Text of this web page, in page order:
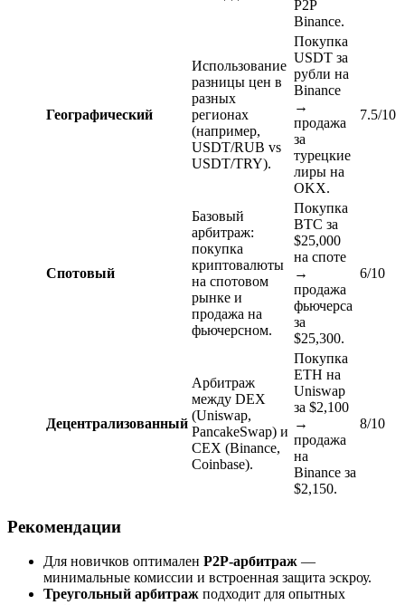
P2P
Binance.
Географический
Использование
разницы цен в
разных
регионах
(например,
USDT/RUB vs
USDT/TRY).
Покупка
USDT за
рубли на
Binance
→
продажа
за
турецкие
лиры на
OKX.
7.5/10
Спотовый
Базовый
арбитраж:
покупка
криптовалюты
на спотовом
рынке и
продажа на
фьючерсном.
Покупка
BTC за
$25,000
на споте
→
продажа
фьючерса
за
$25,300.
6/10
Децентрализованный
Арбитраж
между DEX
(Uniswap,
PancakeSwap) и
CEX (Binance,
Coinbase).
Покупка
ETH на
Uniswap
за $2,100
→
продажа
на
Binance за
$2,150.
8/10
Рекомендации
Для новичков оптимален P2P-арбитраж —
минимальные комиссии и встроенная защита эскроу.
Треугольный арбитраж подходит для опытных